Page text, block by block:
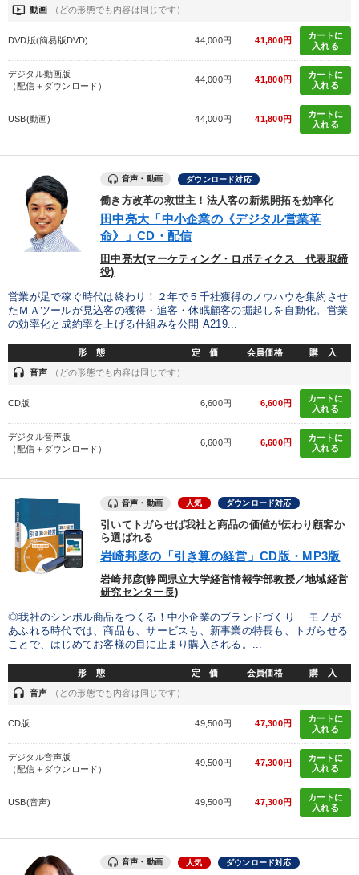
ondemand_video 動画 （どの形態でも内容は同じです）
DVD版(簡易版DVD) 44,000円 41,800円
カートに
入れる
デジタル動画版
（配信＋ダウンロード）
44,000円 41,800円
カートに
入れる
USB(動画) 44,000円 41,800円
カートに
入れる
音声・動画 ダウンロード対応
働き方改革の救世主！法人客の新規開拓を効率化
田中亮大「中小企業の《デジタル営業革
命》」CD・配信
田中亮大(マーケティング・ロボティクス 代表取締
役)
営業が足で稼ぐ時代は終わり！２年で５千社獲得のノウハウを集約させ
たＭＡツールが見込客の獲得・追客・休眠顧客の掘起しを自動化。営業
の効率化と成約率を上げる仕組みを公開 A219...
形 態 定 価 会員価格 購 入
headset 音声 （どの形態でも内容は同じです）
CD版 6,600円 6,600円
カートに
入れる
デジタル音声版
（配信＋ダウンロード）
6,600円 6,600円
カートに
入れる
音声・動画 人気 ダウンロード対応
引いてトガらせば我社と商品の価値が伝わり顧客か
ら選ばれる
岩崎邦彦の「引き算の経営」CD版・MP3版
岩崎邦彦(静岡県立大学経営情報学部教授／地域経営
研究センター長)
◎我社のシンボル商品をつくる！中小企業のブランドづくり モノが
あふれる時代では、商品も、サービスも、新事業の特長も、トガらせる
ことで、はじめてお客様の目に止まり購入される。...
形 態 定 価 会員価格 購 入
headset 音声 （どの形態でも内容は同じです）
CD版 49,500円 47,300円
カートに
入れる
デジタル音声版
（配信＋ダウンロード）
49,500円 47,300円
カートに
入れる
USB(音声) 49,500円 47,300円
カートに
入れる
音声・動画 人気 ダウンロード対応